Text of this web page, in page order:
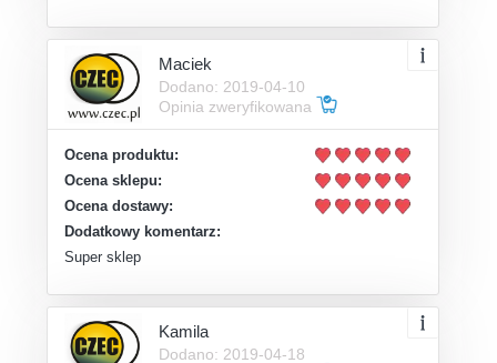
Maciek
Dodano: 2019-04-10
Opinia zweryfikowana
Ocena produktu:
Ocena sklepu:
Ocena dostawy:
Dodatkowy komentarz:
Super sklep
Kamila
Dodano: 2019-04-18